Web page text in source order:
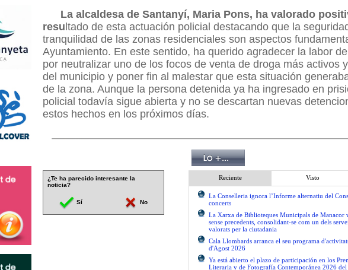
La alcaldesa de Santanyí, Maria Pons, ha valorado
resu ltado de esta actuación policial destacando que la
tranquilidad de las zonas residenciales son aspectos
Ayuntamiento. En este sentido, ha querido agradecer la labor
por neutralizar uno de los focos de venta de droga más activos
del municipio y poner fin al malestar que esta situación
de la zona. Aunque la persona detenida ya ha ingresado en
policial todavía sigue abierta y no se descartan nuevas
estos hechos en los próximos días.
¿Te ha parecido interesante la
noticia?
Sí No
Reciente Visto
La Conselleria ignora l’Informe alternatiu del
concerts
La Xarxa de Biblioteques Municipals de Manacor
sense precedents, consolidant-se com un dels
valorats per la ciutadania
Cala Llombards arranca el seu programa
d'Agost 2026
Ya está abierto el plazo de participación en los
Literaria y de Fotografía Contemporánea 2026